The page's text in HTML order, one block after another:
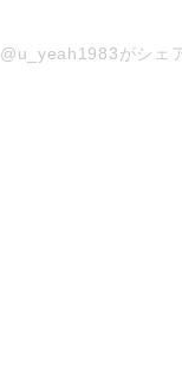
@u_yeah1983がシェ